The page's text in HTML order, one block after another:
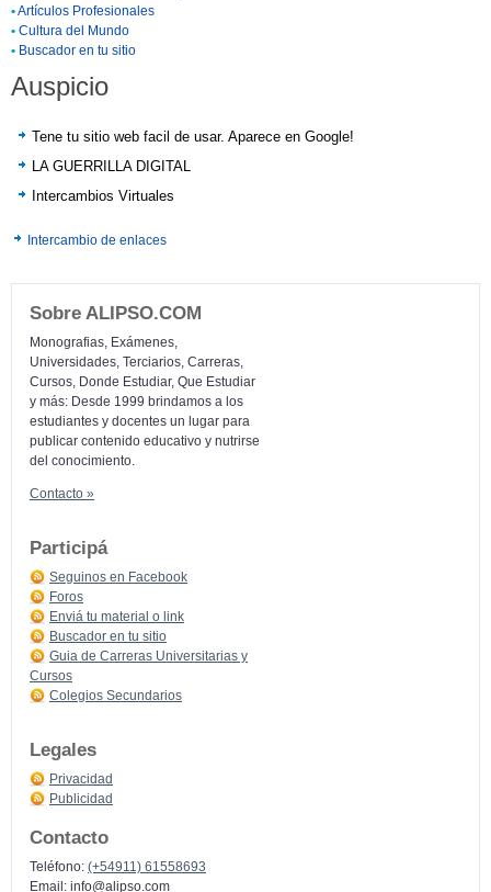
•Artículos Profesionales
• Cultura del Mundo
• Buscador en tu sitio
Auspicio
Tene tu sitio web facil de usar. Aparece en Google!
LA GUERRILLA DIGITAL
Intercambios Virtuales
Intercambio de enlaces
Sobre ALIPSO.COM
Monografias, Exámenes,
Universidades, Terciarios, Carreras,
Cursos, Donde Estudiar, Que Estudiar
y más: Desde 1999 brindamos a los
estudiantes y docentes un lugar para
publicar contenido educativo y nutrirse
del conocimiento.
Contacto »
Participá
Seguinos en Facebook
Foros
Enviá tu material o link
Buscador en tu sitio
Guia de Carreras Universitarias y
Cursos
Colegios Secundarios
Legales
Privacidad
Publicidad
Contacto
Teléfono: (+54911) 61558693
Email: info@alipso.com